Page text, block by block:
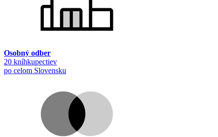
Osobný odber
20 kníhkupectiev
po celom Slovensku